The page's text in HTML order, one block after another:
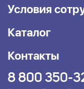
Условия
Каталог
Контакты
8 800 350-